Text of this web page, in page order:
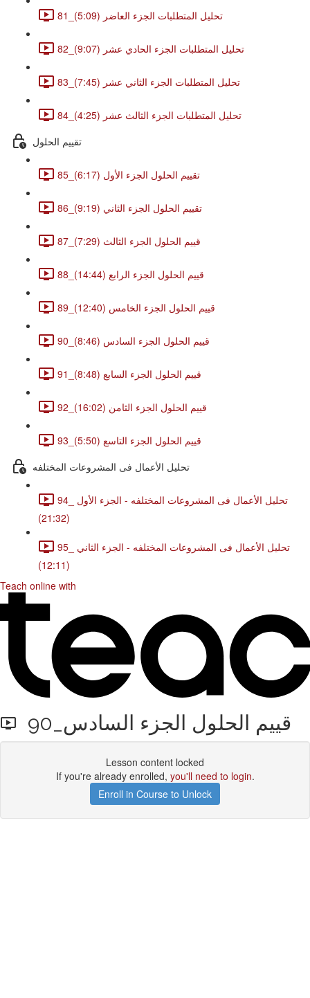
81_تحليل المتطلبات الجزء العاضر (5:09)
82_تحليل المتطلبات الجزء الحادي عشر (9:07)
83_تحليل المتطلبات الجزء الثاني عشر (7:45)
84_تحليل المتطلبات الجزء الثالث عشر (4:25)
تقييم الحلول
85_تقييم الحلول الجزء الأول (6:17)
86_تقييم الحلول الجزء الثاني (9:19)
87_قييم الحلول الجزء الثالث (7:29)
88_قييم الحلول الجزء الرابع (14:44)
89_قييم الحلول الجزء الخامس (12:40)
90_قييم الحلول الجزء السادس (8:46)
91_قييم الحلول الجزء السابع (8:48)
92_قييم الحلول الجزء الثامن (16:02)
93_قييم الحلول الجزء التاسع (5:50)
تحليل الأعمال فى المشروعات المختلفه
94_ تحليل الأعمال فى المشروعات المختلفه - الجزء الأول
(21:32)
95_ تحليل الأعمال فى المشروعات المختلفه - الجزء الثاني
(12:11)
Teach online with
90_قييم الحلول الجزء السادس
Lesson content locked
If you're already enrolled, you'll need to login.
Enroll in Course to Unlock